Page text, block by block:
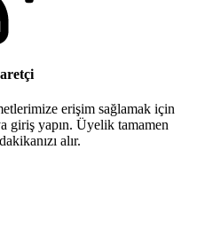
erişim sağlamak için
giriş yapın. Üyelik tamamen
alır.